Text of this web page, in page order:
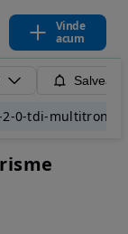
Vinde
acum
0-tdi-multitronic"